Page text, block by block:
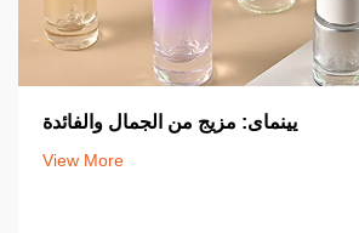
يينماى: مزيج من الجمال والفائدة
View More